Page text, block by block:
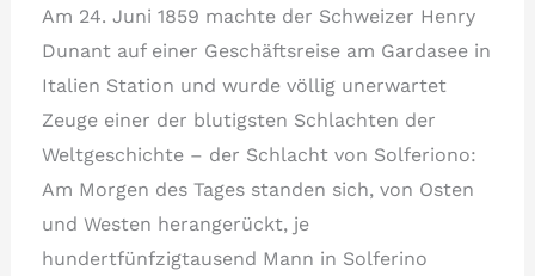
Am 24. Juni 1859 machte der Schweizer Henry
Dunant auf einer Geschäftsreise am Gardasee in
Italien Station und wurde völlig unerwartet
Zeuge einer der blutigsten Schlachten der
Weltgeschichte – der Schlacht von Solferiono:
Am Morgen des Tages standen sich, von Osten
und Westen herangerückt, je
hundertfünfzigtausend Mann in Solferino